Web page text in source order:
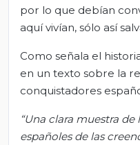
por lo que debían
aquí vivían, sólo así
Como señala el
en un texto sobre la
conquistadores
“Una clara muestra
españoles de las